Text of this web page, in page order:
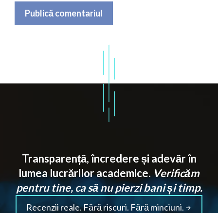
Transparență, încredere și adevăr în
lumea lucrărilor academice. Verificăm
pentru tine, ca să nu pierzi bani și timp.
Recenzii reale. Fără riscuri. Fără minciuni.